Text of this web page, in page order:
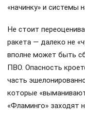
«начинку» и системы
Не стоит
ракета — далеко не
вполне может быть
ПВО. Опасность
часть
которые
«Фламинго» заходят